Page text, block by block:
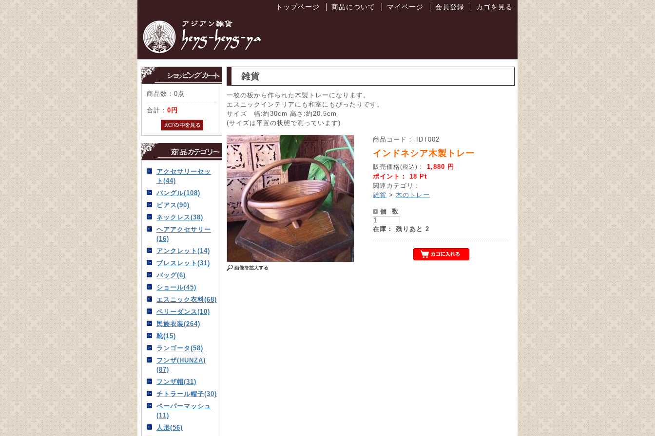
トップページ 商品について マイページ 会員登録 カゴを見る
商品数：0点
合計： 0円
アクセサリーセッ
ト(44)
バングル(108)
ピアス(90)
ネックレス(38)
ヘアアクセサリー
(16)
アンクレット(14)
ブレスレット(31)
バッグ(6)
ショール(45)
エスニック衣料(68)
ベリーダンス(10)
民族衣装(264)
靴(15)
ランゴータ(58)
フンザ(HUNZA)
(87)
フンザ帽(31)
チトラール帽子(30)
ペーパーマッシュ
(11)
人形(56)
雑貨
一枚の板から作られた木製トレーになります。
エスニックインテリアにも和室にもぴったりです。
サイズ 幅:約30cm 高さ:約20.5cm
(サイズは平置の状態で測っています)
商品コード： IDT002
インドネシア木製トレー
販売価格(税込) ： 1,880 円
ポイント： 18 Pt
関連カテゴリ：
雑貨 > 木のトレー
個 数
在庫： 残りあと 2